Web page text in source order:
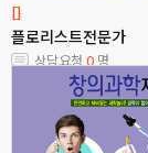
[]
플로리스트전문가
상담요청 0 명